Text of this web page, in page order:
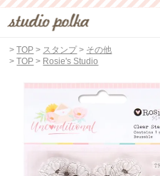
>TOP > スタンプ > その他
>TOP > Rosie's Studio